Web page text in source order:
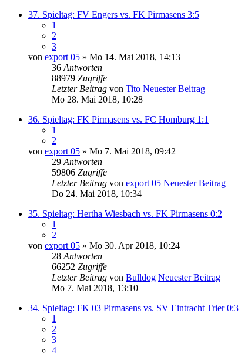
37. Spieltag: FV Engers vs. FK Pirmasens 3:5
1
2
3
von export 05 » Mo 14. Mai 2018, 14:13
36 Antworten
88979 Zugriffe
Letzter Beitrag von Tito Neuester Beitrag
Mo 28. Mai 2018, 10:28
36. Spieltag: FK Pirmasens vs. FC Homburg 1:1
1
2
von export 05 » Mo 7. Mai 2018, 09:42
29 Antworten
59806 Zugriffe
Letzter Beitrag von export 05 Neuester Beitrag
Do 24. Mai 2018, 10:34
35. Spieltag: Hertha Wiesbach vs. FK Pirmasens 0:2
1
2
von export 05 » Mo 30. Apr 2018, 10:24
28 Antworten
66252 Zugriffe
Letzter Beitrag von Bulldog Neuester Beitrag
Mo 7. Mai 2018, 13:10
34. Spieltag: FK 03 Pirmasens vs. SV Eintracht Trier 0:3
1
2
3
4